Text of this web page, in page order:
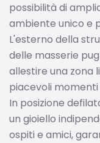
possibilità di
ambiente unico e
L'esterno della
delle masserie
allestire una zona
piacevoli momenti
In posizione
un gioiello
ospiti e amici,